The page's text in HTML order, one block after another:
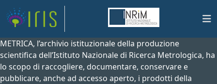
METRICA, l’archivio istituzionale della produzione
scientifica dell’Istituto Nazionale di Ricerca Metrologica, ha
lo scopo di raccogliere, documentare, conservare e
pubblicare, anche ad accesso aperto, i prodotti della